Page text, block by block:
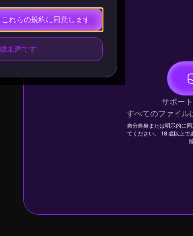
れらの規約に同意します
未満です
サポー
すべてのファイル
自分自身または明示的に
てください。 18 歳以上で